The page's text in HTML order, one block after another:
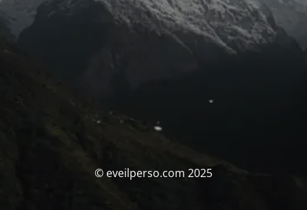
© eveilperso.com 2025